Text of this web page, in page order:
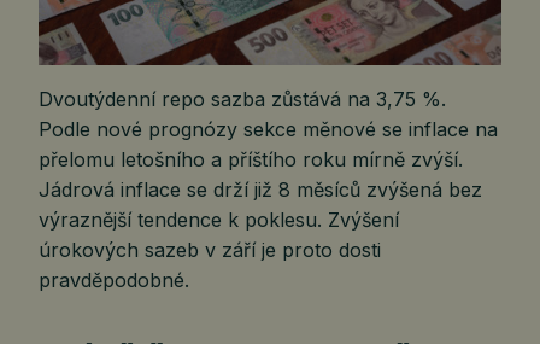
Dvoutýdenní repo sazba zůstává na 3,75 %.
Podle nové prognózy sekce měnové se inflace na
přelomu letošního a příštího roku mírně zvýší.
Jádrová inflace se drží již 8 měsíců zvýšená bez
výraznější tendence k poklesu. Zvýšení
úrokových sazeb v září je proto dosti
pravděpodobné.